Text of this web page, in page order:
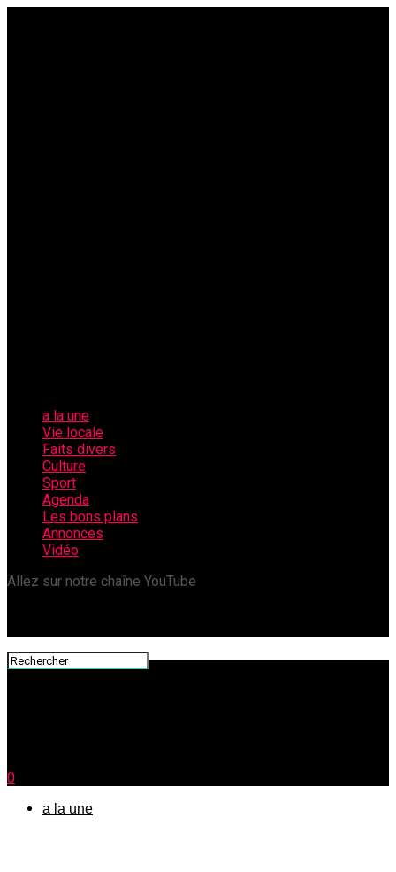
a la une
Vie locale
Faits divers
Culture
Sport
Agenda
Les bons plans
Annonces
Vidéo
Allez sur notre chaîne YouTube
0
a la une